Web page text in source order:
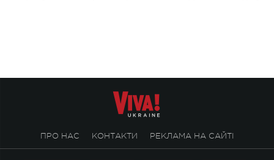
ПРО НАС КОНТАКТИ РЕКЛАМА НА САЙТІ